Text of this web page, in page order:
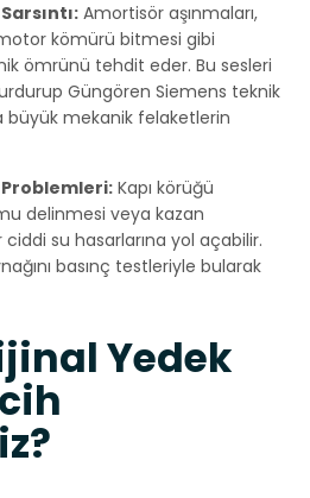
Amortisör aşınmaları,
kömürü bitmesi gibi
ömrünü tehdit eder. Bu sesleri
Güngören Siemens teknik
büyük mekanik felaketlerin
Problemleri: Kapı körüğü
delinmesi veya kazan
su hasarlarına yol açabilir.
basınç testleriyle bularak
Yedek